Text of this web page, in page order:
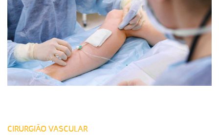
CIRURGIÃO VASCULAR